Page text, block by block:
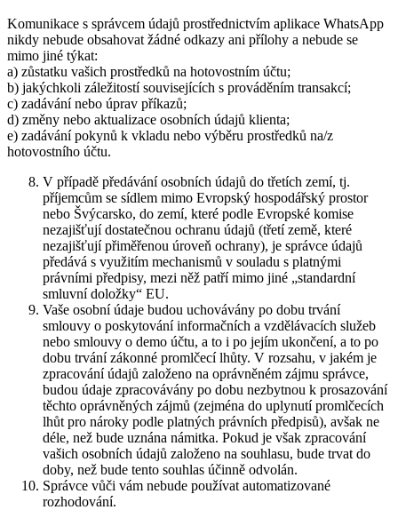
Komunikace s správcem údajů prostřednictvím aplikace WhatsApp
nikdy nebude obsahovat žádné odkazy ani přílohy a nebude se
mimo jiné týkat:
a) zůstatku vašich prostředků na hotovostním účtu;
b) jakýchkoli záležitostí souvisejících s prováděním transakcí;
c) zadávání nebo úprav příkazů;
d) změny nebo aktualizace osobních údajů klienta;
e) zadávání pokynů k vkladu nebo výběru prostředků na/z
hotovostního účtu.
V případě předávání osobních údajů do třetích zemí, tj.
příjemcům se sídlem mimo Evropský hospodářský prostor
nebo Švýcarsko, do zemí, které podle Evropské komise
nezajišťují dostatečnou ochranu údajů (třetí země, které
nezajišťují přiměřenou úroveň ochrany), je správce údajů
předává s využitím mechanismů v souladu s platnými
právními předpisy, mezi něž patří mimo jiné „standardní
smluvní doložky“ EU.
Vaše osobní údaje budou uchovávány po dobu trvání
smlouvy o poskytování informačních a vzdělávacích služeb
nebo smlouvy o demo účtu, a to i po jejím ukončení, a to po
dobu trvání zákonné promlčecí lhůty. V rozsahu, v jakém je
zpracování údajů založeno na oprávněném zájmu správce,
budou údaje zpracovávány po dobu nezbytnou k prosazování
těchto oprávněných zájmů (zejména do uplynutí promlčecích
lhůt pro nároky podle platných právních předpisů), avšak ne
déle, než bude uznána námitka. Pokud je však zpracování
vašich osobních údajů založeno na souhlasu, bude trvat do
doby, než bude tento souhlas účinně odvolán.
Správce vůči vám nebude používat automatizované
rozhodování.